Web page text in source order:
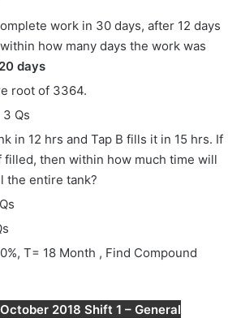
work in 30 days, after 12 days
how many days the work was
20 days
root of 3364.
Qs
in 12 hrs and Tap B fills it in 15 hrs. If
filled, then within how much time will
the entire tank?
T= 18 Month , Find Compound
2018 Shift 1 – General